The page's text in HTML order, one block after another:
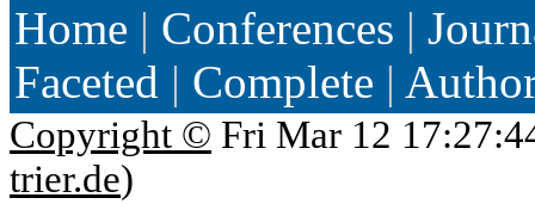
Home | Conferences |
Faceted | Complete |
Copyright © Fri Mar 12
trier.de)